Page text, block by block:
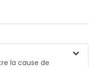
la cause de